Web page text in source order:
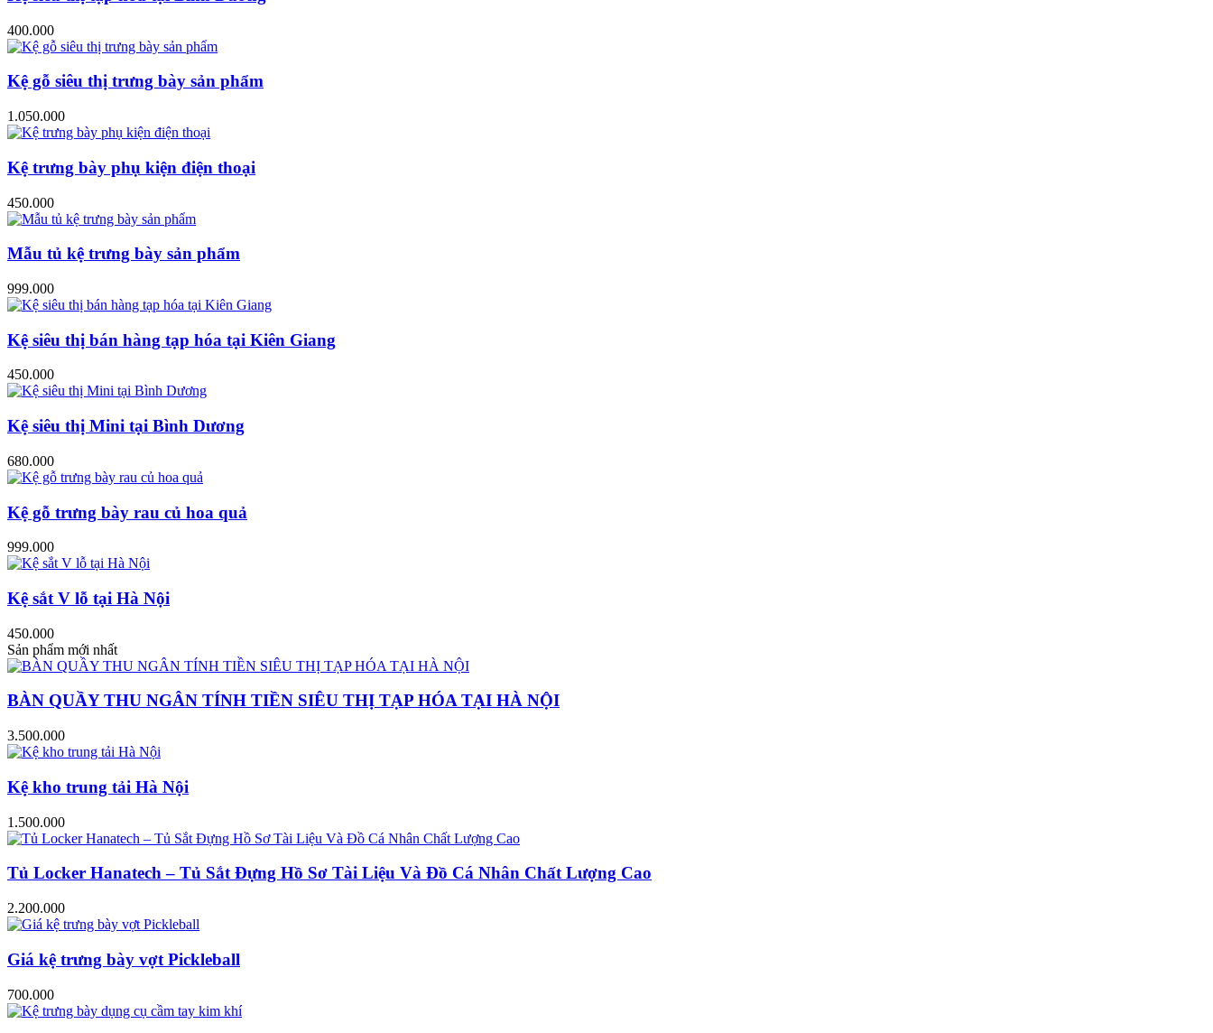
400.000
Kệ gỗ siêu thị trưng bày sản phẩm
1.050.000
Kệ trưng bày phụ kiện điện thoại
450.000
Mẫu tủ kệ trưng bày sản phẩm
999.000
Kệ siêu thị bán hàng tạp hóa tại Kiên Giang
450.000
Kệ siêu thị Mini tại Bình Dương
680.000
Kệ gỗ trưng bày rau củ hoa quả
999.000
Kệ sắt V lỗ tại Hà Nội
450.000
Sản phẩm mới nhất
BÀN QUẦY THU NGÂN TÍNH TIỀN SIÊU THỊ TẠP HÓA TẠI HÀ NỘI
3.500.000
Kệ kho trung tải Hà Nội
1.500.000
Tủ Locker Hanatech – Tủ Sắt Đựng Hồ Sơ Tài Liệu Và Đồ Cá Nhân Chất Lượng Cao
2.200.000
Giá kệ trưng bày vợt Pickleball
700.000